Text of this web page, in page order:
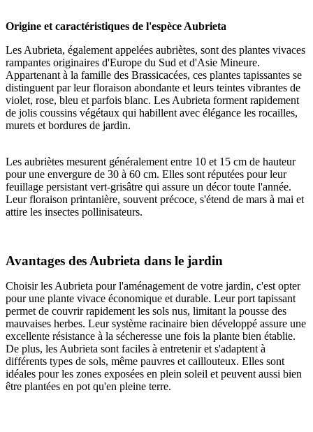
Origine et caractéristiques de l'espèce Aubrieta
Les Aubrieta, également appelées aubriètes, sont des plantes vivaces
rampantes originaires d'Europe du Sud et d'Asie Mineure.
Appartenant à la famille des Brassicacées, ces plantes tapissantes se
distinguent par leur floraison abondante et leurs teintes vibrantes de
violet, rose, bleu et parfois blanc. Les Aubrieta forment rapidement
de jolis coussins végétaux qui habillent avec élégance les rocailles,
murets et bordures de jardin.
Les aubriètes mesurent généralement entre 10 et 15 cm de hauteur
pour une envergure de 30 à 60 cm. Elles sont réputées pour leur
feuillage persistant vert-grisâtre qui assure un décor toute l'année.
Leur floraison printanière, souvent précoce, s'étend de mars à mai et
attire les insectes pollinisateurs.
Avantages des Aubrieta dans le jardin
Choisir les Aubrieta pour l'aménagement de votre jardin, c'est opter
pour une plante vivace économique et durable. Leur port tapissant
permet de couvrir rapidement les sols nus, limitant la pousse des
mauvaises herbes. Leur système racinaire bien développé assure une
excellente résistance à la sécheresse une fois la plante bien établie.
De plus, les Aubrieta sont faciles à entretenir et s'adaptent à
différents types de sols, même pauvres et caillouteux. Elles sont
idéales pour les zones exposées en plein soleil et peuvent aussi bien
être plantées en pot qu'en pleine terre.